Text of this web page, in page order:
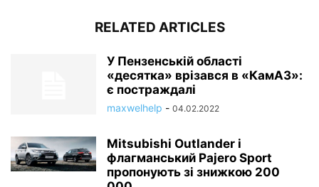
RELATED ARTICLES
У Пензенській області
«десятка» врізався в «КамАЗ»:
є постраждалі
maxwelhelp - 04.02.2022
Mitsubishi Outlander і
флагманський Pajero Sport
пропонують зі знижкою 200